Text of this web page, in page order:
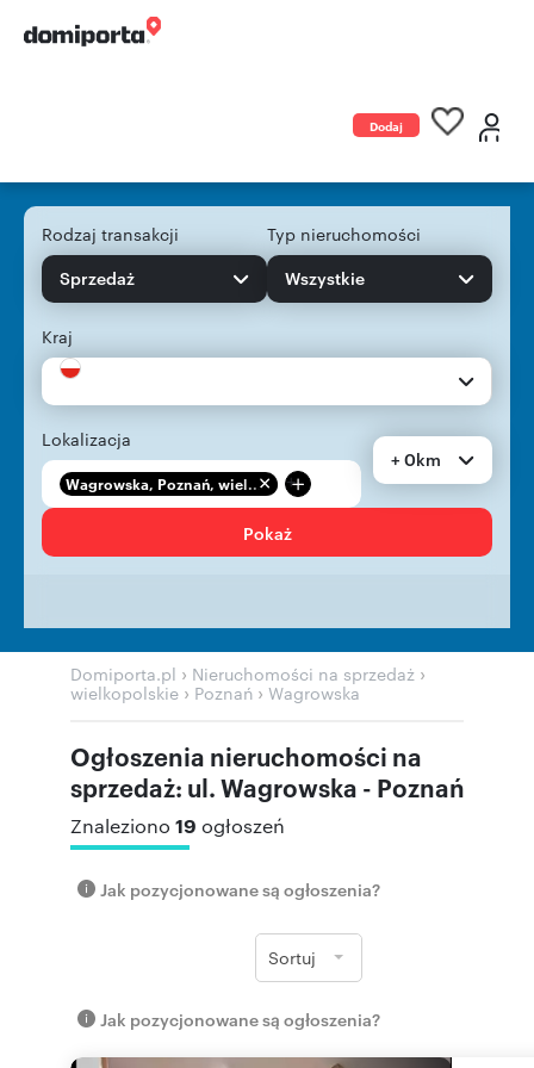
Dodaj
Rodzaj transakcji
Sprzedaż
Typ nieruchomości
Wszystkie
Kraj
Lokalizacja
Wagrowska, Poznań, wiel... +
+ 0km
Pokaż
Domiporta.pl › Nieruchomości na sprzedaż ›
wielkopolskie › Poznań › Wagrowska
Ogłoszenia nieruchomości na
sprzedaż: ul. Wagrowska - Poznań
Znaleziono 19 ogłoszeń
Jak pozycjonowane są ogłoszenia?
Sortuj
Jak pozycjonowane są ogłoszenia?